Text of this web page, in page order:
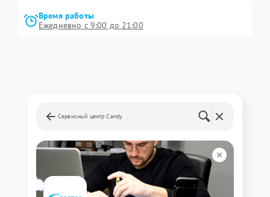
Время работы
Ежедневно с 9:00 до 21:00
Сервисный центр Candy